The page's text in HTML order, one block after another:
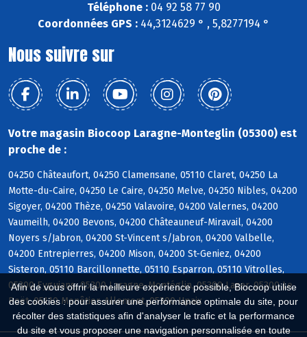
Afin de vous offrir la meilleure expérience possible, Biocoop utilise
des cookies : pour assurer une performance optimale du site, pour
récolter des statistiques afin d'analyser le trafic et la performance
du site et vous proposer une navigation personnalisée en toute
Téléphone :04 92 58 77 90
Coordonnées GPS : 44,3124629 ° , 5,8277194 °
Nous suivre sur
Votre magasin Biocoop Laragne-Monteglin (05300) est
proche de :
04250 Châteaufort, 04250 Clamensane, 05110 Claret, 04250 La
Motte-du-Caire, 04250 Le Caire, 04250 Melve, 04250 Nibles, 04200
Sigoyer, 04200 Thèze, 04250 Valavoire, 04200 Valernes, 04200
Vaumeilh, 04200 Bevons, 04200 Châteauneuf-Miravail, 04200
Noyers s/Jabron, 04200 St-Vincent s/Jabron, 04200 Valbelle,
04200 Entrepierres, 04200 Mison, 04200 St-Geniez, 04200
Sisteron, 05110 Barcillonnette, 05110 Esparron, 05110 Vitrolles,
05300 Eyguians, 05300 Laragne-Montéglin, 05300 Lazer, 05300 Le
Poët, 05110 Monêtier-Allemont, 05300 Upaix